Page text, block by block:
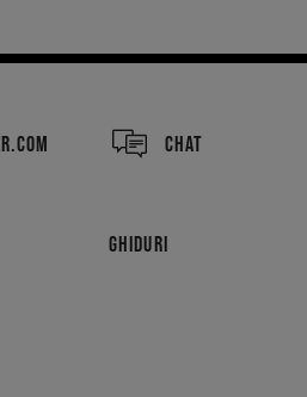
CHAT
GHIDURI